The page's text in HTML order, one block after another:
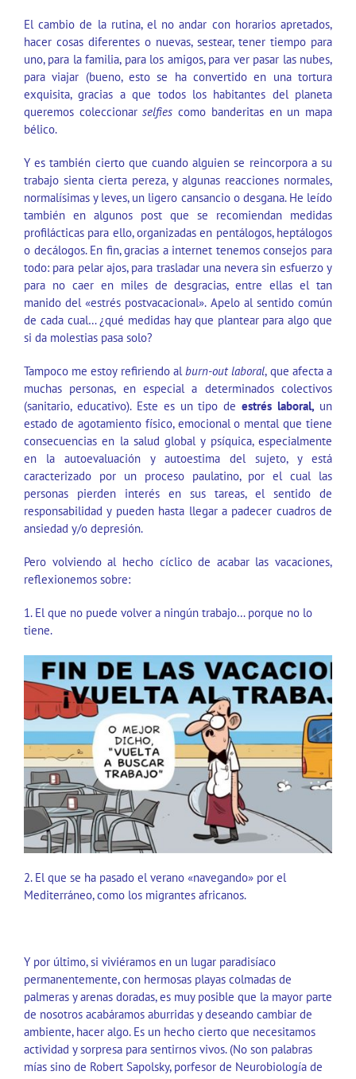
El cambio de la rutina, el no andar con horarios apretados,
hacer cosas diferentes o nuevas, sestear, tener tiempo para
uno, para la familia, para los amigos, para ver pasar las nubes,
para viajar (bueno, esto se ha convertido en una tortura
exquisita, gracias a que todos los habitantes del planeta
queremos coleccionarselfies como banderitas en un mapa
bélico.
Y es también cierto que cuando alguien se reincorpora a su
trabajo sienta cierta pereza, y algunas reacciones normales,
normalísimas y leves, un ligero cansancio o desgana. He leído
también en algunos post que se recomiendan medidas
profilácticas para ello, organizadas en pentálogos, heptálogos
o decálogos. En fin, gracias a internet tenemos consejos para
todo: para pelar ajos, para trasladar una nevera sin esfuerzo y
para no caer en miles de desgracias, entre ellas el tan
manido del «estrés postvacacional». Apelo al sentido común
de cada cual… ¿qué medidas hay que plantear para algo que
si da molestias pasa solo?
Tampoco me estoy refiriendo alburn-out laboral, que afecta a
muchas personas, en especial a determinados colectivos
(sanitario, educativo). Este es un tipo deestrés laboral, un
estado de agotamiento físico, emocional o mental que tiene
consecuencias en la salud global y psíquica, especialmente
en la autoevaluación y autoestima del sujeto, y está
caracterizado por un proceso paulatino, por el cual las
personas pierden interés en sus tareas, el sentido de
responsabilidad y pueden hasta llegar a padecer cuadros de
ansiedad y/o depresión.
Pero volviendo al hecho cíclico de acabar las vacaciones,
reflexionemos sobre:
1. El que no puede volver a ningún trabajo… porque no lo
tiene.
2. El que se ha pasado el verano «navegando» por el
Mediterráneo, como los migrantes africanos.
Y por último, si viviéramos en un lugar paradisíaco
permanentemente, con hermosas playas colmadas de
palmeras y arenas doradas, es muy posible que la mayor parte
de nosotros acabáramos aburridas y deseando cambiar de
ambiente, hacer algo. Es un hecho cierto que necesitamos
actividad y sorpresa para sentirnos vivos. (No son palabras
mías sino de Robert Sapolsky, porfesor de Neurobiología de